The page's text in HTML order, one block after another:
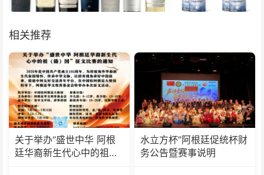
相关推荐
关于举办“盛世中华 阿根
廷华裔新生代心中的祖
水立方杯”阿根廷促统杯财
务公告暨赛事说明